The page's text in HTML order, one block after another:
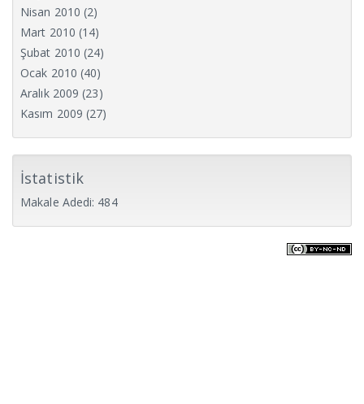
Nisan 2010 (2)
Mart 2010 (14)
Şubat 2010 (24)
Ocak 2010 (40)
Aralık 2009 (23)
Kasım 2009 (27)
İstatistik
Makale Adedi: 484